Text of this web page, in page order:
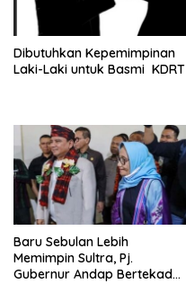
Dibutuhkan Kepemimpinan
Laki-Laki untuk Basmi KDRT
Baru Sebulan Lebih
Memimpin Sultra, Pj.
Gubernur Andap Bertekad